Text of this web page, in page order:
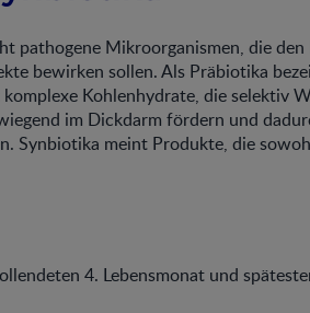
pathogene Mikroorganismen, die den
bewirken sollen. Als Präbiotika
Kohlenhydrate, die selektiv
im Dickdarm fördern und
Synbiotika meint Produkte, die
4. Lebensmonat und